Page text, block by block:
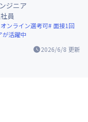
2026/6/8 更新
ジニア
員
オンライン選考可
面接1回
が活躍中